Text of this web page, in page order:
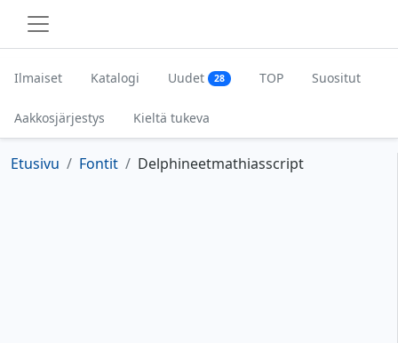
Ilmaiset Katalogi Uudet 28 TOP Suositut
Aakkosjärjestys Kieltä tukeva
Etusivu Fontit Delphineetmathiasscript